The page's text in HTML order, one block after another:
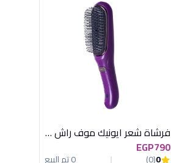
فرشاة شعر ايونيك موف راش براش
EGP790
0
(0)
0 تم البيع